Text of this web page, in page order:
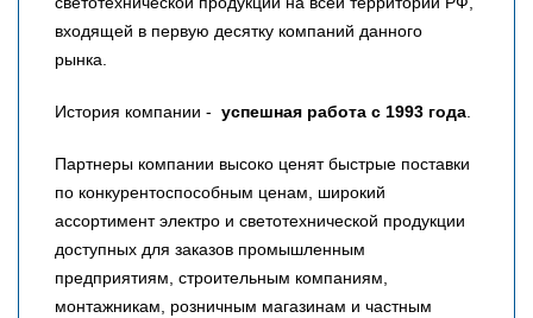
входящей в первую десятку компаний данного
рынка.
История компании - успешная работа с 1993 года.
Партнеры компании высоко ценят быстрые поставки
по конкурентоспособным ценам, широкий
ассортимент электро и светотехнической продукции
доступных для заказов промышленным
предприятиям, строительным компаниям,
монтажникам, розничным магазинам и частным